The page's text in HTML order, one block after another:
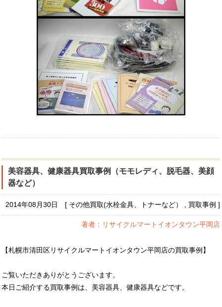
美容器具、健康器具買取事例（モモレディ、脱毛器、美顔
器など）
2014年08月30日 [ その他買取(水栓金具、トナーなど） , 買取事例 ]
著者：リサイクルマートイオンタウン平岡店
【札幌市清田区リサイクルマートイオンタウン平岡店の買取事例】
ご覧いただきありがとうございます。
本日ご紹介する買取事例は、美容器具、健康器具などです。